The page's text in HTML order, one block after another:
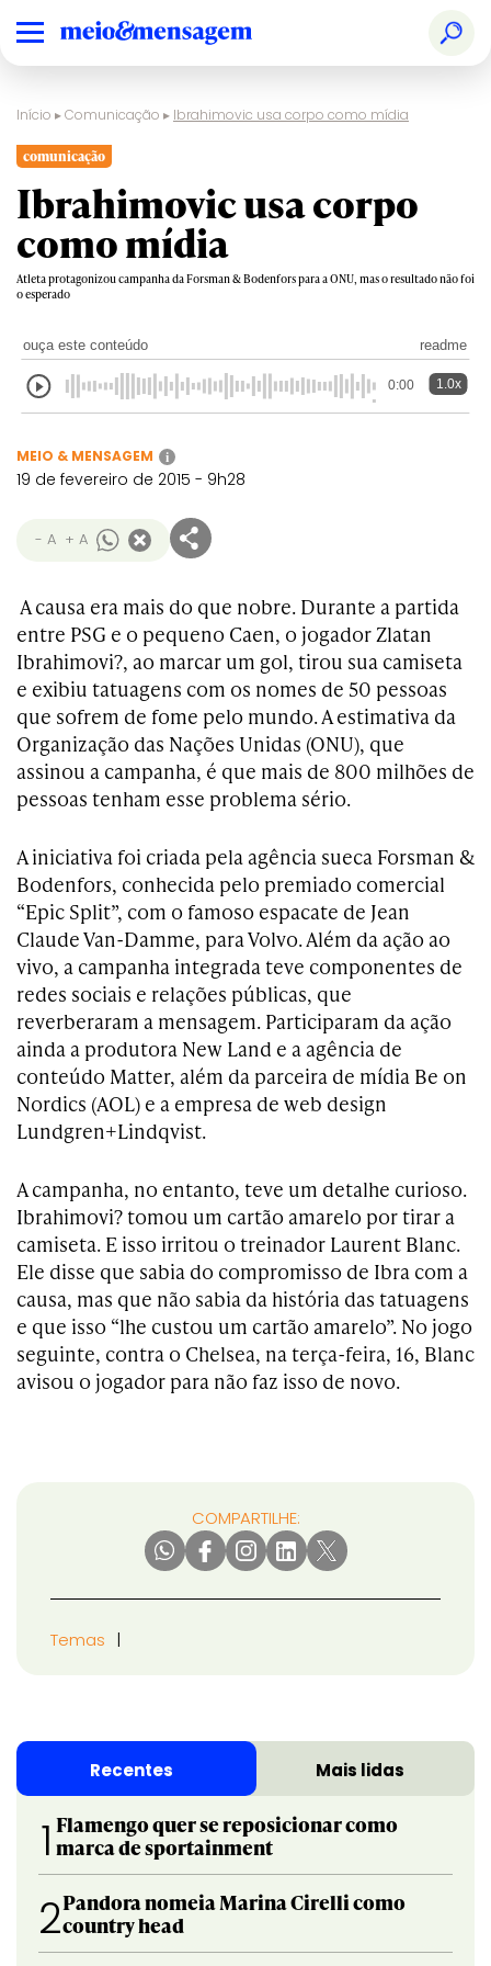
Início ▸Comunicação ▸ Ibrahimovic usa corpo como mídia
comunicação
Ibrahimovic usa corpo
como mídia
Atleta protagonizou campanha da Forsman & Bodenfors para a ONU, mas o resultado não foi
o esperado
ouça este conteúdo readme
0:00 1.0x
MEIO & MENSAGEM i
19 de fevereiro de 2015 - 9h28
- A + A
A causa era mais do que nobre. Durante a partida
entre PSG e o pequeno Caen, o jogador Zlatan
Ibrahimovi?, ao marcar um gol, tirou sua camiseta
e exibiu tatuagens com os nomes de 50 pessoas
que sofrem de fome pelo mundo. A estimativa da
Organização das Nações Unidas (ONU), que
assinou a campanha, é que mais de 800 milhões de
pessoas tenham esse problema sério.
A iniciativa foi criada pela agência sueca Forsman &
Bodenfors, conhecida pelo premiado comercial
“Epic Split”, com o famoso espacate de Jean
Claude Van-Damme, para Volvo. Além da ação ao
vivo, a campanha integrada teve componentes de
redes sociais e relações públicas, que
reverberaram a mensagem. Participaram da ação
ainda a produtora New Land e a agência de
conteúdo Matter, além da parceira de mídia Be on
Nordics (AOL) e a empresa de web design
Lundgren+Lindqvist.
A campanha, no entanto, teve um detalhe curioso.
Ibrahimovi? tomou um cartão amarelo por tirar a
camiseta. E isso irritou o treinador Laurent Blanc.
Ele disse que sabia do compromisso de Ibra com a
causa, mas que não sabia da história das tatuagens
e que isso “lhe custou um cartão amarelo”. No jogo
seguinte, contra o Chelsea, na terça-feira, 16, Blanc
avisou o jogador para não faz isso de novo.
COMPARTILHE:
Temas
Recentes Mais lidas
1 Flamengo quer se reposicionar como
marca de sportainment
2Pandora nomeia Marina Cirelli como
country head